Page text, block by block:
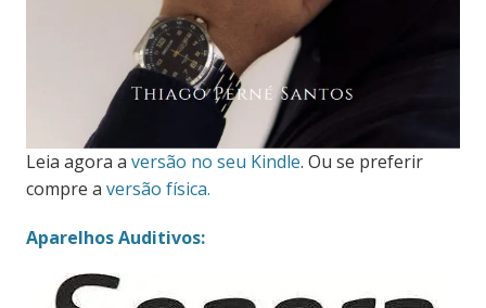
Leia agora a versão no seu Kindle. Ou se preferir
compre a versão física.
Aparelhos Auditivos: